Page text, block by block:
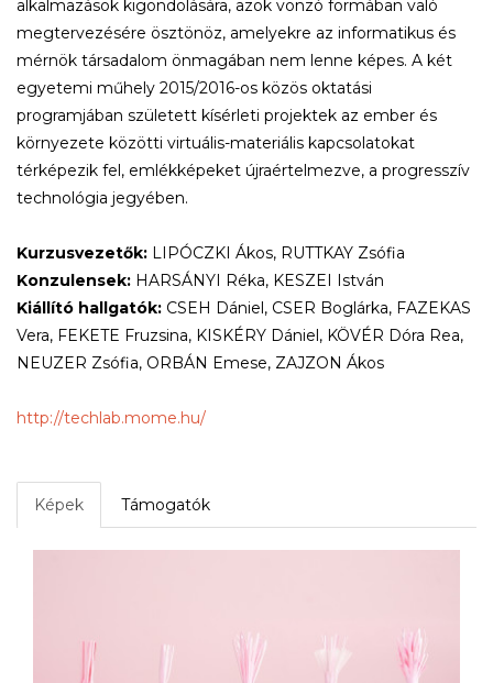
alkalmazások kigondolására, azok vonzó formában való
megtervezésére ösztönöz, amelyekre az informatikus és
mérnök társadalom önmagában nem lenne képes. A két
egyetemi műhely 2015/2016-os közös oktatási
programjában született kísérleti projektek az ember és
környezete közötti virtuális-materiális kapcsolatokat
térképezik fel, emlékképeket újraértelmezve, a progresszív
technológia jegyében.
Kurzusvezetők: LIPÓCZKI Ákos, RUTTKAY Zsófia
Konzulensek: HARSÁNYI Réka, KESZEI István
Kiállító hallgatók: CSEH Dániel, CSER Boglárka, FAZEKAS
Vera, FEKETE Fruzsina, KISKÉRY Dániel, KÖVÉR Dóra Rea,
NEUZER Zsófia, ORBÁN Emese, ZAJZON Ákos
http://techlab.mome.hu/
Képek Támogatók